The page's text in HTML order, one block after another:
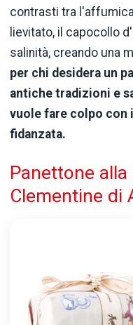
contrasti tra
lievitato, il capocollo
salinità, creando una
per chi desidera un
antiche tradizioni e
vuole fare colpo con
fidanzata.
Panettone
Clementine di